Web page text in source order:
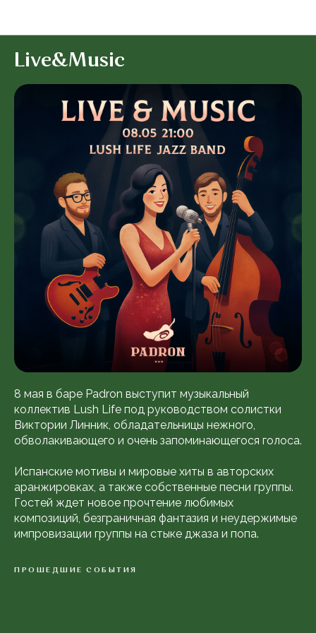
Live&Music
8 мая в баре Padron выступит музыкальный
коллектив Lush Life под руководством солистки
Виктории Линник, обладательницы нежного,
обволакивающего и очень запоминающегося голоса.
Испанские мотивы и мировые хиты в авторских
аранжировках, а также собственные песни группы.
Гостей ждет новое прочтение любимых
композиций, безграничная фантазия и неудержимые
импровизации группы на стыке джаза и попа.
ПРОШЕДШИЕ СОБЫТИЯ